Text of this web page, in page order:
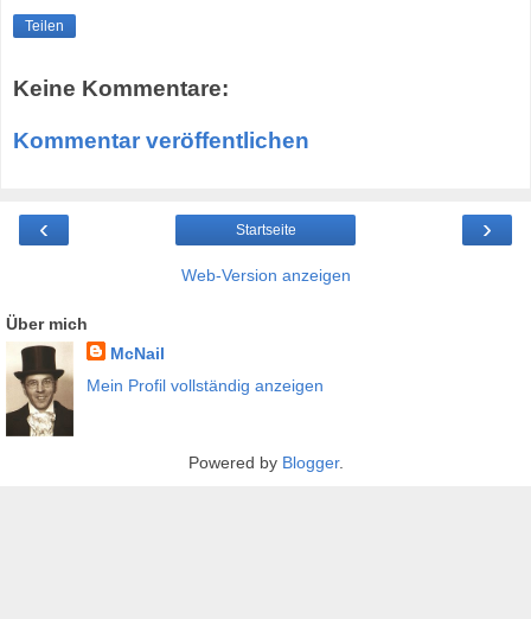
Teilen
Keine Kommentare:
Kommentar veröffentlichen
‹ ›
Startseite
Web-Version anzeigen
Über mich
McNail
Mein Profil vollständig anzeigen
Powered by Blogger.